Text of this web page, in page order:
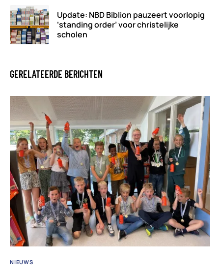
Update: NBD Biblion pauzeert voorlopig
‘standing order’ voor christelijke
scholen
GERELATEERDE BERICHTEN
NIEUWS